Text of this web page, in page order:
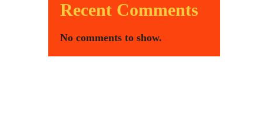
Recent Comments
No comments to show.